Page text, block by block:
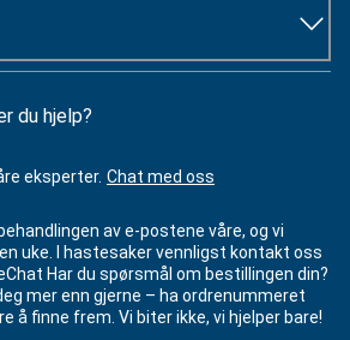
du hjelp?
eksperter. Chat med oss
av e-postene våre, og vi
uke. I hastesaker vennligst kontakt oss
Har du spørsmål om bestillingen din?
mer enn gjerne – ha ordrenummeret
å finne frem. Vi biter ikke, vi hjelper bare!